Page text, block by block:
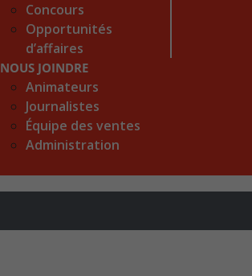
Concours
Opportunités
d’affaires
NOUS JOINDRE
Animateurs
Journalistes
Équipe des ventes
Administration